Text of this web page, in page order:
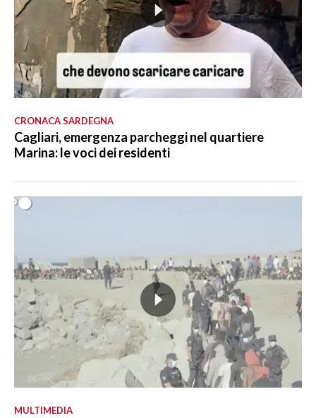
CRONACA SARDEGNA
Cagliari, emergenza parcheggi nel quartiere
Marina: le voci dei residenti
MULTIMEDIA